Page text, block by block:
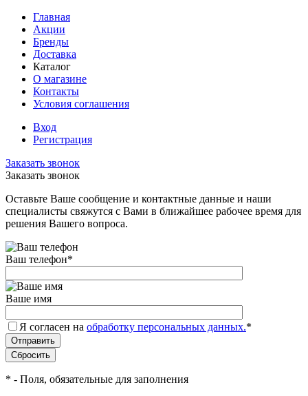
Главная
Акции
Бренды
Доставка
Каталог
О магазине
Контакты
Условия соглашения
Вход
Регистрация
Заказать звонок
Заказать звонок
Оставьте Ваше сообщение и контактные данные и наши
специалисты свяжутся с Вами в ближайшее рабочее время для
решения Вашего вопроса.
Ваш телефон*
Ваше имя
Я согласен на обработку персональных данных.*
* - Поля, обязательные для заполнения